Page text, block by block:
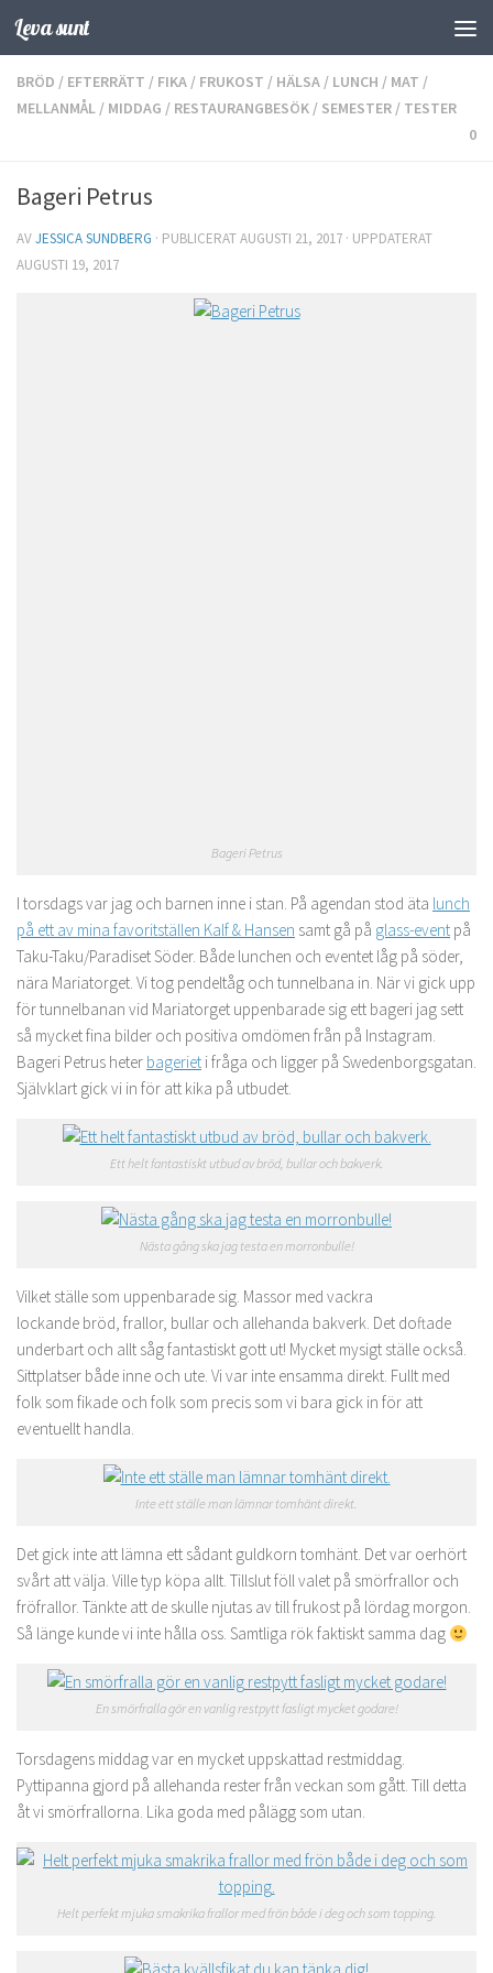
Hoppa till innehåll
Leva sunt
BRÖD / EFTERRÄTT / FIKA / FRUKOST / HÄLSA / LUNCH / MAT /
MELLANMÅL / MIDDAG / RESTAURANGBESÖK / SEMESTER / TESTER
0
Bageri Petrus
AVJESSICA SUNDBERG · PUBLICERATAUGUSTI 21, 2017 · UPPDATERAT
AUGUSTI 19, 2017
Bageri Petrus
I torsdags var jag och barnen inne i stan. På agendan stod äta lunch
på ett av mina favoritställen Kalf & Hansen samt gå på glass-event på
Taku-Taku/Paradiset Söder. Både lunchen och eventet låg på söder,
nära Mariatorget. Vi tog pendeltåg och tunnelbana in. När vi gick upp
för tunnelbanan vid Mariatorget uppenbarade sig ett bageri jag sett
så mycket fina bilder och positiva omdömen från på Instagram.
Bageri Petrus heter bageriet i fråga och ligger på Swedenborgsgatan.
Självklart gick vi in för att kika på utbudet.
Ett helt fantastiskt utbud av bröd, bullar och bakverk.
Nästa gång ska jag testa en morronbulle!
Vilket ställe som uppenbarade sig. Massor med vackra
lockande bröd, frallor, bullar och allehanda bakverk. Det doftade
underbart och allt såg fantastiskt gott ut! Mycket mysigt ställe också.
Sittplatser både inne och ute. Vi var inte ensamma direkt. Fullt med
folk som fikade och folk som precis som vi bara gick in för att
eventuellt handla.
Inte ett ställe man lämnar tomhänt direkt.
Det gick inte att lämna ett sådant guldkorn tomhänt. Det var oerhört
svårt att välja. Ville typ köpa allt. Tillslut föll valet på smörfrallor och
fröfrallor. Tänkte att de skulle njutas av till frukost på lördag morgon.
Så länge kunde vi inte hålla oss. Samtliga rök faktiskt samma dag
En smörfralla gör en vanlig restpytt fasligt mycket godare!
Torsdagens middag var en mycket uppskattad restmiddag.
Pyttipanna gjord på allehanda rester från veckan som gått. Till detta
åt vi smörfrallorna. Lika goda med pålägg som utan.
Helt perfekt mjuka smakrika frallor med frön både i deg och som topping.